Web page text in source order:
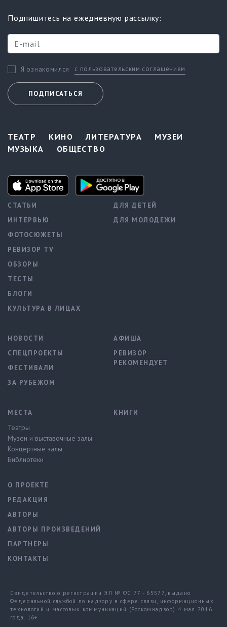
Подпишитесь на ежедневную рассылку:
Я ознакомился с пользовательским соглашением
ПОДПИСАТЬСЯ
ТЕАТР КИНО ЛИТЕРАТУРА
МУЗЕИ
МУЗЫКА
ОБЩЕСТВО
СТАТЬИ
ИНТЕРВЬЮ
ФОТОСЮЖЕТЫ
РЕВИЗОР TV
ОБЗОРЫ
ТЕСТЫ
БЛОГИ
КУЛЬТУРА В ЛИЦАХ
ДЛЯ ДЕТЕЙ
ДЛЯ МОЛОДЕЖИ
НОВОСТИ
СПЕЦПРОЕКТЫ
ФЕСТИВАЛИ
ЗА РУБЕЖОМ
АФИША
РЕВИЗОР
РЕКОМЕНДУЕТ
МЕСТА
Театры
Музеи и выставочные залы
Концертные залы
Библиотеки
КНИГИ
О ПРОЕКТЕ
РЕДАКЦИЯ
АВТОРЫ
АВТОРЫ ПРОИЗВЕДЕНИЙ
ПАРТНЕРЫ
КОНТАКТЫ
Свидетельство о регистрации ЭЛ № ФС 77 - 65577, выдано
Федеральной службой по надзору в сфере связи, информационных
технологий и массовых коммуникаций (Роскомнадзор) 4 мая 2016
года. 16+